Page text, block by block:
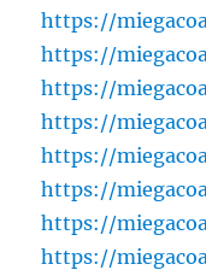
https://
https://
https://
https://
https://
https://
https://
https://